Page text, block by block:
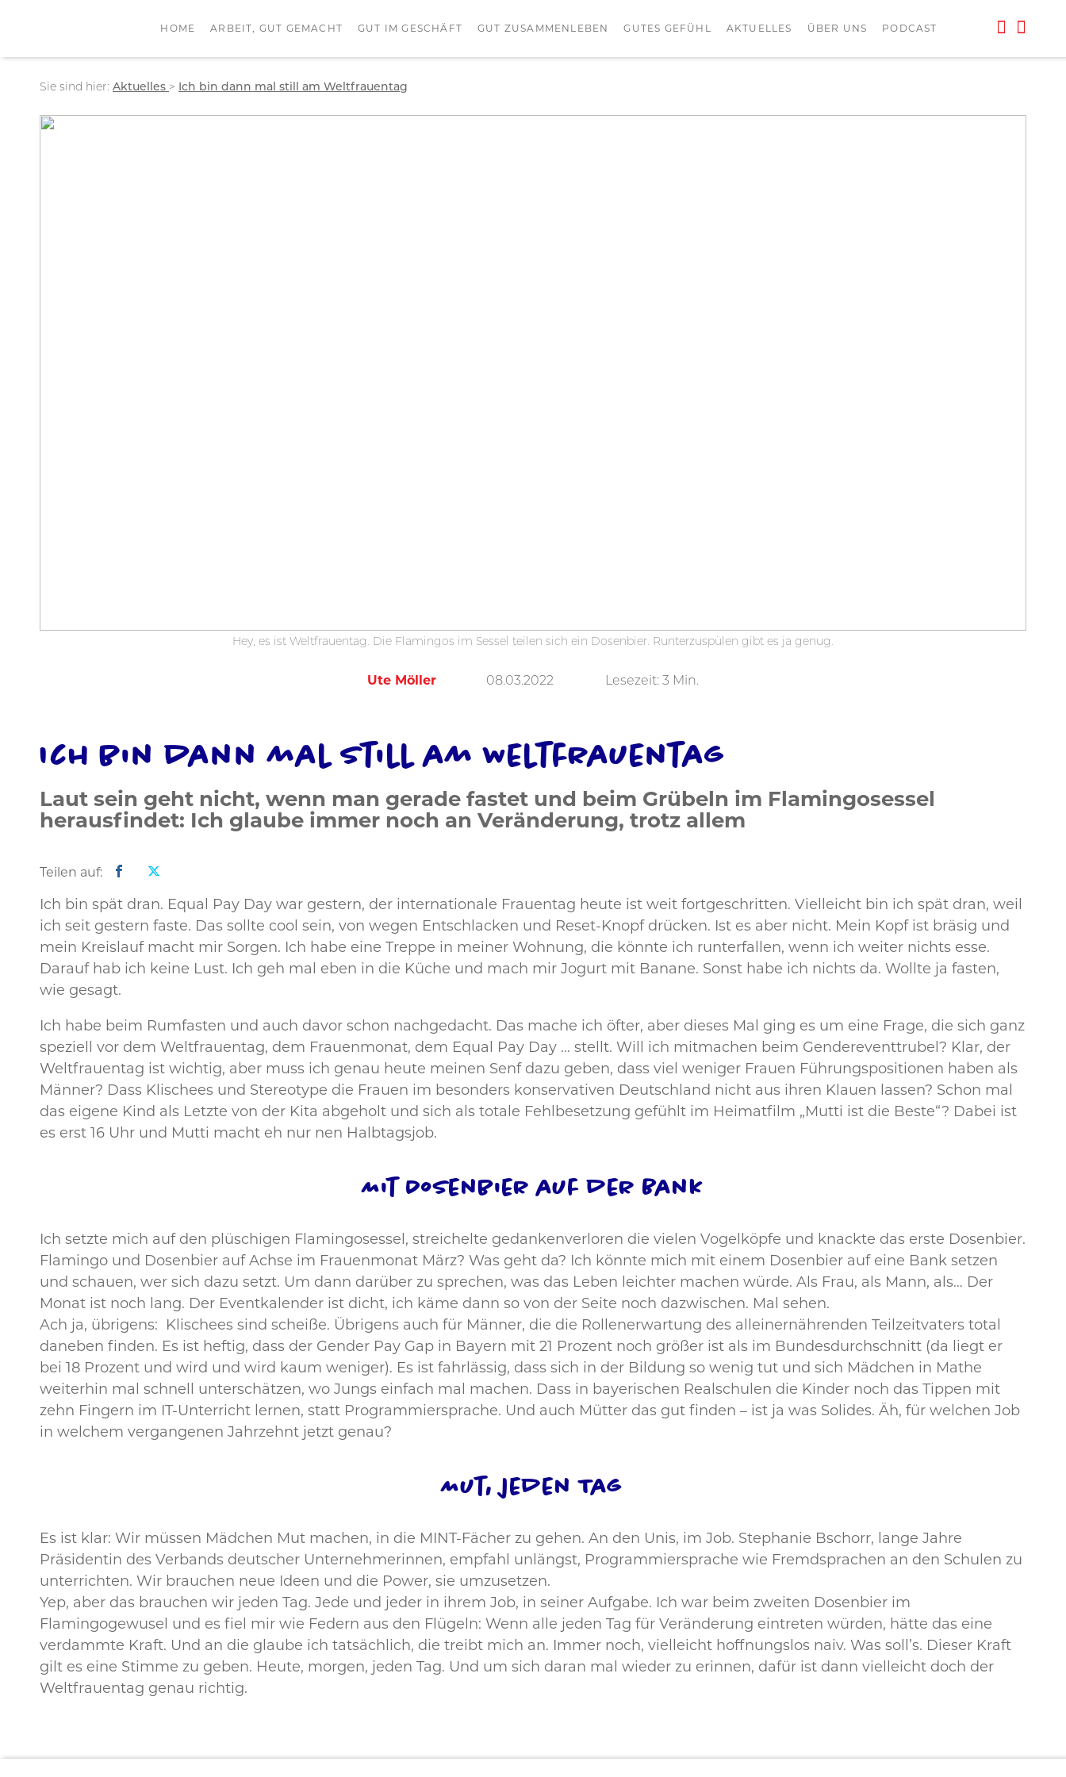
HOME ARBEIT, GUT GEMACHT GUT IM GESCHÄFT GUT ZUSAMMENLEBEN GUTES GEFÜHL AKTUELLES ÜBER UNS PODCAST
Sie sind hier: Aktuelles > Ich bin dann mal still am Weltfrauentag
Hey, es ist Weltfrauentag. Die Flamingos im Sessel teilen sich ein Dosenbier. Runterzuspülen gibt es ja genug.
Ute Möller 08.03.2022 Lesezeit: 3 Min.
Ich bin dann mal still am Weltfrauentag
Laut sein geht nicht, wenn man gerade fastet und beim Grübeln im Flamingosessel
herausfindet: Ich glaube immer noch an Veränderung, trotz allem
Teilen auf:
Ich bin spät dran. Equal Pay Day war gestern, der internationale Frauentag heute ist weit fortgeschritten. Vielleicht bin ich spät dran, weil
ich seit gestern faste. Das sollte cool sein, von wegen Entschlacken und Reset-Knopf drücken. Ist es aber nicht. Mein Kopf ist bräsig und
mein Kreislauf macht mir Sorgen. Ich habe eine Treppe in meiner Wohnung, die könnte ich runterfallen, wenn ich weiter nichts esse.
Darauf hab ich keine Lust. Ich geh mal eben in die Küche und mach mir Jogurt mit Banane. Sonst habe ich nichts da. Wollte ja fasten,
wie gesagt.
Ich habe beim Rumfasten und auch davor schon nachgedacht. Das mache ich öfter, aber dieses Mal ging es um eine Frage, die sich ganz
speziell vor dem Weltfrauentag, dem Frauenmonat, dem Equal Pay Day … stellt. Will ich mitmachen beim Gendereventtrubel? Klar, der
Weltfrauentag ist wichtig, aber muss ich genau heute meinen Senf dazu geben, dass viel weniger Frauen Führungspositionen haben als
Männer? Dass Klischees und Stereotype die Frauen im besonders konservativen Deutschland nicht aus ihren Klauen lassen? Schon mal
das eigene Kind als Letzte von der Kita abgeholt und sich als totale Fehlbesetzung gefühlt im Heimatfilm „Mutti ist die Beste“? Dabei ist
es erst 16 Uhr und Mutti macht eh nur nen Halbtagsjob.
Mit Dosenbier auf der Bank
Ich setzte mich auf den plüschigen Flamingosessel, streichelte gedankenverloren die vielen Vogelköpfe und knackte das erste Dosenbier.
Flamingo und Dosenbier auf Achse im Frauenmonat März? Was geht da? Ich könnte mich mit einem Dosenbier auf eine Bank setzen
und schauen, wer sich dazu setzt. Um dann darüber zu sprechen, was das Leben leichter machen würde. Als Frau, als Mann, als… Der
Monat ist noch lang. Der Eventkalender ist dicht, ich käme dann so von der Seite noch dazwischen. Mal sehen.
Ach ja, übrigens: Klischees sind scheiße. Übrigens auch für Männer, die die Rollenerwartung des alleinernährenden Teilzeitvaters total
daneben finden. Es ist heftig, dass der Gender Pay Gap in Bayern mit 21 Prozent noch größer ist als im Bundesdurchschnitt (da liegt er
bei 18 Prozent und wird und wird kaum weniger). Es ist fahrlässig, dass sich in der Bildung so wenig tut und sich Mädchen in Mathe
weiterhin mal schnell unterschätzen, wo Jungs einfach mal machen. Dass in bayerischen Realschulen die Kinder noch das Tippen mit
zehn Fingern im IT-Unterricht lernen, statt Programmiersprache. Und auch Mütter das gut finden – ist ja was Solides. Äh, für welchen Job
in welchem vergangenen Jahrzehnt jetzt genau?
Mut, jeden Tag
Es ist klar: Wir müssen Mädchen Mut machen, in die MINT-Fächer zu gehen. An den Unis, im Job. Stephanie Bschorr, lange Jahre
Präsidentin des Verbands deutscher Unternehmerinnen, empfahl unlängst, Programmiersprache wie Fremdsprachen an den Schulen zu
unterrichten. Wir brauchen neue Ideen und die Power, sie umzusetzen.
Yep, aber das brauchen wir jeden Tag. Jede und jeder in ihrem Job, in seiner Aufgabe. Ich war beim zweiten Dosenbier im
Flamingogewusel und es fiel mir wie Federn aus den Flügeln: Wenn alle jeden Tag für Veränderung eintreten würden, hätte das eine
verdammte Kraft. Und an die glaube ich tatsächlich, die treibt mich an. Immer noch, vielleicht hoffnungslos naiv. Was soll’s. Dieser Kraft
gilt es eine Stimme zu geben. Heute, morgen, jeden Tag. Und um sich daran mal wieder zu erinnen, dafür ist dann vielleicht doch der
Weltfrauentag genau richtig.